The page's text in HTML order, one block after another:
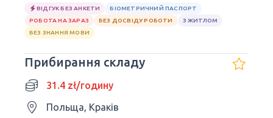
ВІДГУК БЕЗ АНКЕТИ
БІОМЕТРИЧНИЙ ПАСПОРТ
РОБОТА НА ЗАРАЗ
БЕЗ ДОСВІДУ РОБОТИ
З ЖИТЛОМ
БЕЗ ЗНАННЯ МОВИ
Прибирання складу
31.4 zł/годину
Польща, Краків